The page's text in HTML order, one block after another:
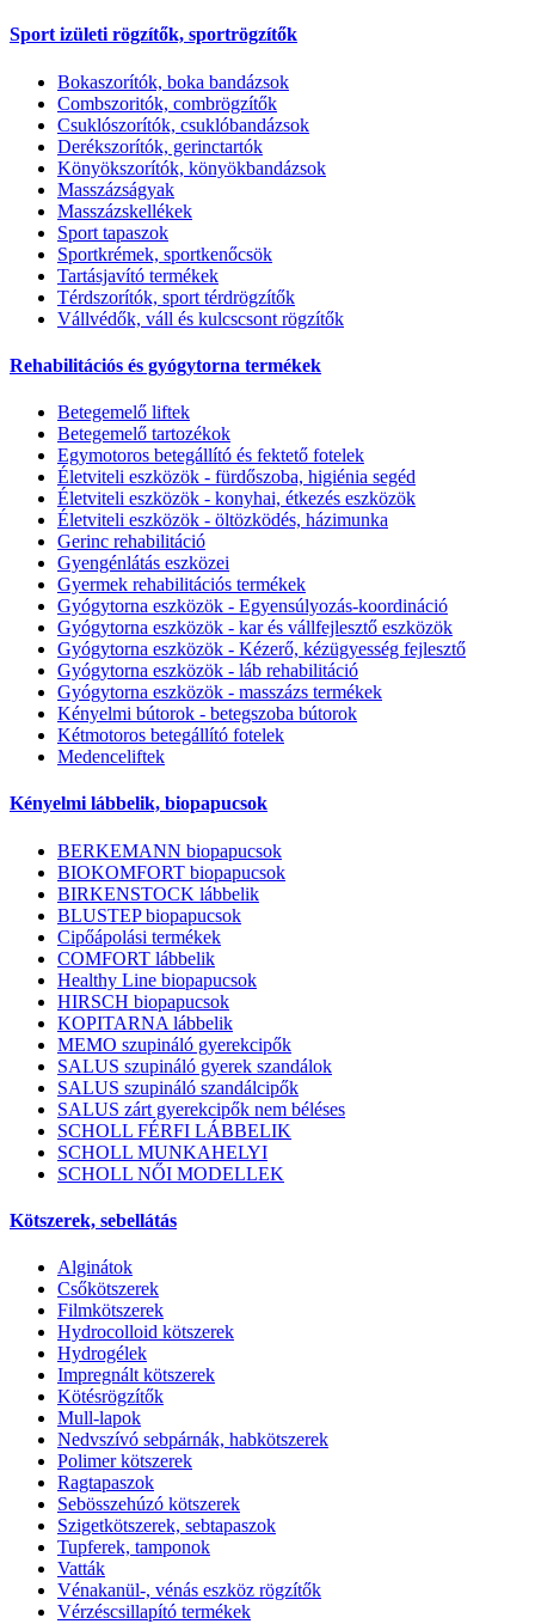
Sport izületi rögzítők, sportrögzítők
Bokaszorítók, boka bandázsok
Combszoritók, combrögzítők
Csuklószorítók, csuklóbandázsok
Derékszorítók, gerinctartók
Könyökszorítók, könyökbandázsok
Masszázságyak
Masszázskellékek
Sport tapaszok
Sportkrémek, sportkenőcsök
Tartásjavító termékek
Térdszorítók, sport térdrögzítők
Vállvédők, váll és kulcscsont rögzítők
Rehabilitációs és gyógytorna termékek
Betegemelő liftek
Betegemelő tartozékok
Egymotoros betegállító és fektető fotelek
Életviteli eszközök - fürdőszoba, higiénia segéd
Életviteli eszközök - konyhai, étkezés eszközök
Életviteli eszközök - öltözködés, házimunka
Gerinc rehabilitáció
Gyengénlátás eszközei
Gyermek rehabilitációs termékek
Gyógytorna eszközök - Egyensúlyozás-koordináció
Gyógytorna eszközök - kar és vállfejlesztő eszközök
Gyógytorna eszközök - Kézerő, kézügyesség fejlesztő
Gyógytorna eszközök - láb rehabilitáció
Gyógytorna eszközök - masszázs termékek
Kényelmi bútorok - betegszoba bútorok
Kétmotoros betegállító fotelek
Medenceliftek
Kényelmi lábbelik, biopapucsok
BERKEMANN biopapucsok
BIOKOMFORT biopapucsok
BIRKENSTOCK lábbelik
BLUSTEP biopapucsok
Cipőápolási termékek
COMFORT lábbelik
Healthy Line biopapucsok
HIRSCH biopapucsok
KOPITARNA lábbelik
MEMO szupináló gyerekcipők
SALUS szupináló gyerek szandálok
SALUS szupináló szandálcipők
SALUS zárt gyerekcipők nem béléses
SCHOLL FÉRFI LÁBBELIK
SCHOLL MUNKAHELYI
SCHOLL NŐI MODELLEK
Kötszerek, sebellátás
Alginátok
Csőkötszerek
Filmkötszerek
Hydrocolloid kötszerek
Hydrogélek
Impregnált kötszerek
Kötésrögzítők
Mull-lapok
Nedvszívó sebpárnák, habkötszerek
Polimer kötszerek
Ragtapaszok
Sebösszehúzó kötszerek
Szigetkötszerek, sebtapaszok
Tupferek, tamponok
Vatták
Vénakanül-, vénás eszköz rögzítők
Vérzéscsillapító termékek